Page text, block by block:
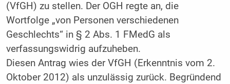
(VfGH) zu stellen. Der OGH regte an, die
Wortfolge „von Personen verschiedenen
Geschlechts“ in § 2 Abs. 1 FMedG als
verfassungswidrig aufzuheben.
Diesen Antrag wies der VfGH (Erkenntnis vom 2.
Oktober 2012) als unzulässig zurück. Begründend